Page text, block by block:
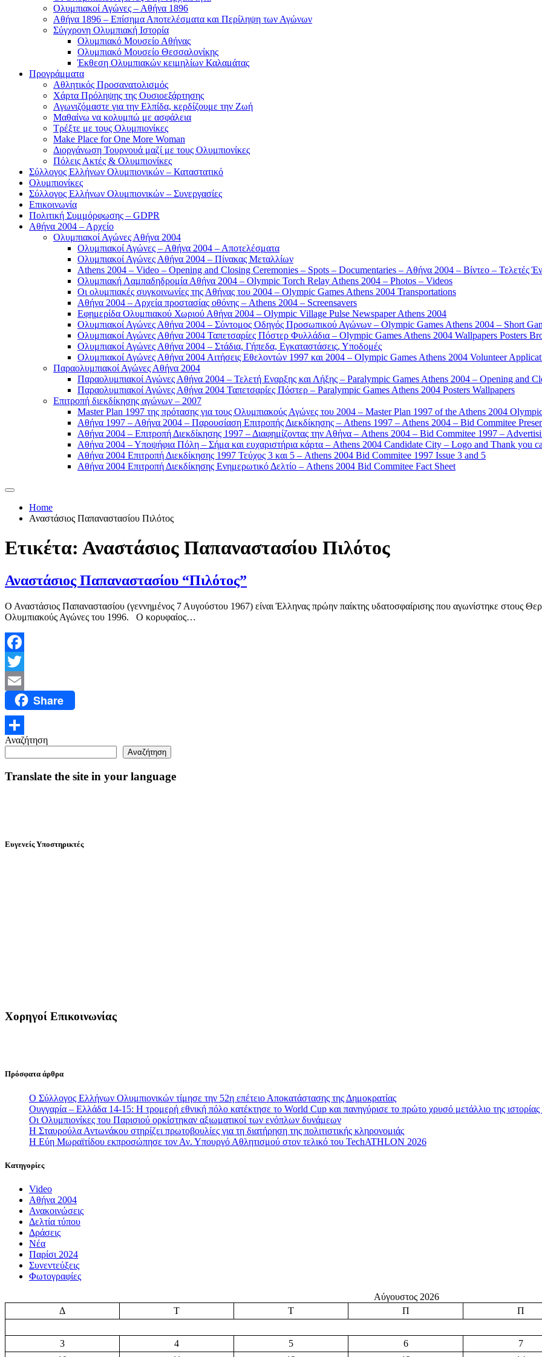
Ολυμπιακοί Αγώνες – Αθήνα 1896
Αθήνα 1896 – Επίσημα Αποτελέσματα και Περίληψη των Αγώνων
Σύγχρονη Ολυμπιακή Ιστορία
Ολυμπιακό Μουσείο Αθήνας
Ολυμπιακό Μουσείο Θεσσαλονίκης
Έκθεση Ολυμπιακών κειμηλίων Καλαμάτας
Προγράμματα
Αθλητικός Προσανατολισμός
Χάρτα Πρόληψης της Ουσιοεξάρτησης
Αγωνιζόμαστε για την Ελπίδα, κερδίζουμε την Ζωή
Μαθαίνω να κολυμπώ με ασφάλεια
Τρέξτε με τους Ολυμπιονίκες
Make Place for One More Woman
Διοργάνωση Τουρνουά μαζί με τους Ολυμπιονίκες
Πόλεις Ακτές & Ολυμπιονίκες
Σύλλογος Ελλήνων Ολυμπιονικών – Καταστατικό
Ολυμπιονίκες
Σύλλογος Ελλήνων Ολυμπιονικών – Συνεργασίες
Επικοινωνία
Πολιτική Συμμόρφωσης – GDPR
Αθήνα 2004 – Αρχείο
Ολυμπιακοί Αγώνες Αθήνα 2004
Ολυμπιακοί Αγώνες – Αθήνα 2004 – Αποτελέσματα
Ολυμπιακοί Αγώνες Αθήνα 2004 – Πίνακας Μεταλλίων
Athens 2004 – Video – Opening and Closing Ceremonies – Spots – Documentaries – Αθήνα 2004 – Βίντεο – Τελετές
Ολυμπιακή Λαμπαδηδρομία Αθήνα 2004 – Olympic Torch Relay Athens 2004 – Photos – Videos
Οι ολυμπιακές συγκοινωνίες της Αθήνας του 2004 – Olympic Games Athens 2004 Transportations
Αθήνα 2004 – Αρχεία προστασίας οθόνης – Athens 2004 – Screensavers
Εφημερίδα Ολυμπιακού Χωριού Αθήνα 2004 – Olympic Village Pulse Newspaper Athens 2004
Ολυμπιακοί Αγώνες Αθήνα 2004 – Σύντομος Οδηγός Προσωπικού Αγώνων – Olympic Games Athens 2004 – Short
Ολυμπιακοί Αγώνες Αθήνα 2004 Ταπετσαρίες Πόστερ Φυλλάδια – Olympic Games Athens 2004 Wallpapers Posters
Ολυμπιακοί Αγώνες Αθήνα 2004 – Στάδια, Γήπεδα, Εγκαταστάσεις, Υποδομές
Ολυμπιακοί Αγώνες Αθήνα 2004 Αιτήσεις Εθελοντών 1997 και 2004 – Olympic Games Athens 2004 Volunteer
Παραολυμπιακοί Αγώνες Αθήνα 2004
Παραολυμπιακοί Αγώνες Αθήνα 2004 – Τελετή Εναρξης και Λήξης – Paralympic Games Athens 2004 – Opening and
Παραολυμπιακοί Αγώνες Αθήνα 2004 Ταπετσαρίες Πόστερ – Paralympic Games Athens 2004 Posters Wallpapers
Επιτροπή διεκδίκησης αγώνων – 2007
Master Plan 1997 της πρότασης για τους Ολυμπιακούς Αγώνες του 2004 – Master Plan 1997 of the Athens 2004
Αθήνα 1997 – Αθήνα 2004 – Παρουσίαση Επιτροπής Διεκδίκησης – Athens 1997 – Athens 2004 – Bid Commitee
Αθήνα 2004 – Επιτροπή Διεκδίκησης 1997 – Διαφημίζοντας την Αθήνα – Athens 2004 – Bid Commitee 1997 –
Αθήνα 2004 – Υποψήφια Πόλη – Σήμα και ευχαριστήρια κάρτα – Athens 2004 Candidate City – Logo and Thank you
Αθήνα 2004 Επιτροπή Διεκδίκησης 1997 Τεύχος 3 και 5 – Athens 2004 Bid Commitee 1997 Issue 3 and 5
Αθήνα 2004 Επιτροπή Διεκδίκησης Ενημερωτικό Δελτίο – Athens 2004 Bid Commitee Fact Sheet
Home
Αναστάσιος Παπαναστασίου Πιλότος
Ετικέτα: Αναστάσιος Παπαναστασίου Πιλότος
Αναστάσιος Παπαναστασίου “Πιλότος”
Ο Αναστάσιος Παπαναστασίου (γεννημένος 7 Αυγούστου 1967) είναι Έλληνας πρώην παίκτης υδατοσφαίρισης που αγωνίστηκε στους
Ολυμπιακούς Αγώνες του 1996. Ο κορυφαίος…
Facebook
Twitter
Email Share
Μοιραστείτε
Αναζήτηση
Αναζήτηση
Translate the site in your language
Ευγενείς Υποστηρικτές
Χορηγοί Επικοινωνίας
Πρόσφατα άρθρα
Ο Σύλλογος Ελλήνων Ολυμπιονικών τίμησε την 52η επέτειο Αποκατάστασης της Δημοκρατίας
Ουγγαρία – Ελλάδα 14-15: Η τρομερή εθνική πόλο κατέκτησε το World Cup και πανηγύρισε το πρώτο χρυσό μετάλλιο της ιστορίας
Οι Ολυμπιονίκες του Παρισιού ορκίστηκαν αξιωματικοί των ενόπλων δυνάμεων
Η Σταυρούλα Αντωνάκου στηρίζει πρωτοβουλίες για τη διατήρηση της πολιτιστικής κληρονομιάς
Η Εύη Μωραϊτίδου εκπροσώπησε τον Αν. Υπουργό Αθλητισμού στον τελικό του TechATHLON 2026
Κατηγορίες
Video
Αθήνα 2004
Ανακοινώσεις
Δελτία τύπου
Δράσεις
Νέα
Παρίσι 2024
Συνεντεύξεις
Φωτογραφίες
Αύγουστος 2026
Δ
Τ Τ Π Π
3
4 5 6 7